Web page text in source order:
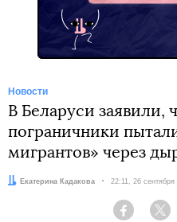
Новости
В Беларуси заявили,
пограничники
мигрантов» через
Автор:Екатерина Кадакова Дата:
22:11, 26 сентября
Facebook